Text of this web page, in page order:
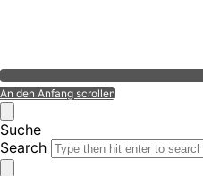
An den Anfang scrollen
Suche
Search